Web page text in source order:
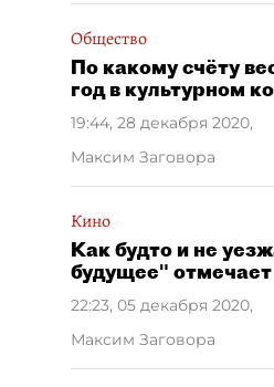
Общество
По какому счёту
год в культурном
19:44, 28 декабря 2020,
Максим Заговора
Кино
Как будто и не
будущее"
22:23, 05 декабря 2020,
Максим Заговора